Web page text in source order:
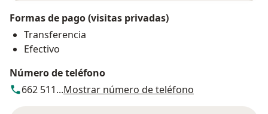
Formas de pago (visitas privadas)
Transferencia
Efectivo
Número de teléfono
662 511...Mostrar número de teléfono